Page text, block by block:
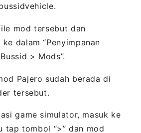
mod tersebut dan
dalam “Penyimpanan
> Mods”.
Pajero sudah berada di
tersebut.
game simulator, masuk ke
tap tombol “>” dan mod